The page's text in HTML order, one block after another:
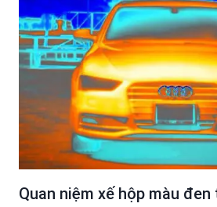
Quan niệm xế hộp màu